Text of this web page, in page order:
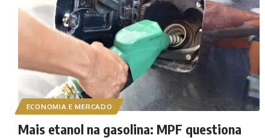
ECONOMIA E MERCADO
Mais etanol na gasolina: MPF questiona